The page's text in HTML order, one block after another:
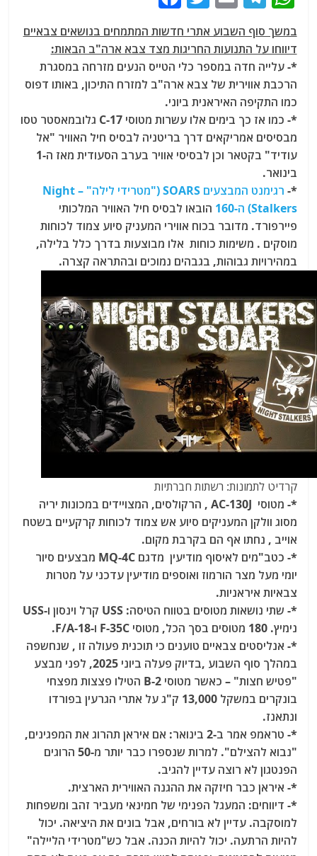
at
s
A
p
p
e
g
ra
m
ai
l
itt
er
c
e
b
o
o
k
במשך סוף השבוע אתרי חדשות המתמחים בנושאים צבאיים
דיווחו על התנועות החריגות מצד צבא ארה"ב הבאות:
*- עלייה חדה במספר כלי הטייס הנעים מזרחה במסגרת
הרכבת אווירית של צבא ארה"ב למזרח התיכון, באותו דפוס
כמו התקיפה האיראנית ביוני.
*- כמו אז כך בימים אלו עשרות מטוסי C-17 גלובמאסטר טסו
מבסיסים אמריקאים דרך בריטניה לבסיס חיל האוויר "אל
עודיד" בקטאר וכן לבסיסי אוויר בערב הסעודית מאז ה-1
בינואר.
*- רגימנט המבצעים SOARS ("מטרידי לילה" –
Night
Stalkers) ה-160
הובאו לבסיס חיל האוויר המלכותי
פיירפורד. מדובר בכוח אווירי המעניק סיוע צמוד לכוחות
מוסקים . משימות כוחות אלו מבוצעות בדרך כלל בלילה,
במהירויות גבוהות, בגבהים נמוכים ובהתראה קצרה.
קרדיט לתמונות: רשתות חברתיות
*- מטוסי AC-130J , הרקולסים, המצויידים במכונות יריה
מסוג וולקן המעניקים סיוע אש צמוד לכוחות קרקעיים בשטח
אוייב , נחתו אף הם בקרבת מקום.
*- כטב"מים לאיסוף מודיעין מדגם MQ-4C מבצעים סיור
יומי מעל מצר הורמוז ואוספים מודיעין עדכני על מטרות
צבאיות איראניות.
*- שתי נושאות מטוסים בטווח הטיסה: USS קרל וינסון ו-USS
נימיץ. 180 מטוסים בסך הכל, מטוסי F-35C ו-F/A-18.
*- אנליסטים צבאיים טוענים כי תוכנית פעולה זו , שנחשפה
במהלך סוף השבוע ,בדיוק פעלה ביוני 2025, לפני מבצע
"פטיש חצות" – כאשר מטוסי B-2 הטילו פצצות מפצחי
בונקרים במשקל 13,000 ק"ג על אתרי הגרעין בפורדו
ונתאנז.
*- טראמפ אמר ב-2 בינואר: אם איראן תהרוג את המפגינים,
"נבוא להצילם". למרות שנספרו כבר יותר מ-50 הרוגים
הפנטגון לא רוצה עדיין להגיב.
*- איראן כבר חיזקה את ההגנה האווירית הארצית.
*- דיווחים: המעגל הפנימי של חמינאי מעביר זהב ומשפחות
למוסקבה. עדיין לא בורחים, אבל בונים את היציאה. יכול
להיות הרתעה. יכול להיות הכנה. אבל כש"מטרידי הליילה"